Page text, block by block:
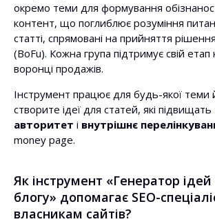
окремо теми для формування
контент, що поглиблює розуміння
статті, спрямовані на прийняття
(BoFu). Кожна група підтримує свій етап
воронці продажів.
Інструмент працює для будь-якої теми
створите ідеї для статей, які підвищать
авторитет і внутрішнє
money page.
Як інструмент «Генератор
блогу» допомагає SEO-
власникам сайтів?